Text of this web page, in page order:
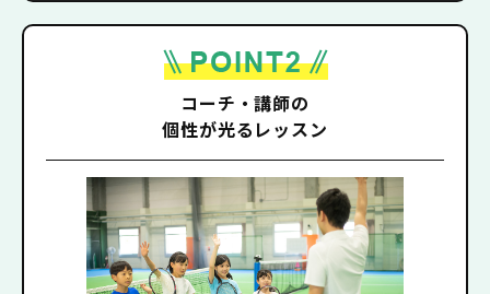
コーチ・講師の
個性が光るレッスン